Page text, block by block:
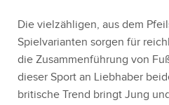
Die vielzähligen, aus dem
Spielvarianten sorgen für
die Zusammenführung von
dieser Sport an Liebhaber
britische Trend bringt Jung